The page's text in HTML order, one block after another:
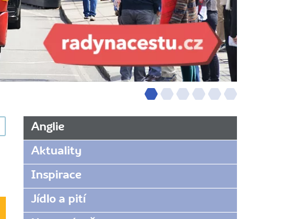
Anglie
Aktuality
Inspirace
Jídlo a pití